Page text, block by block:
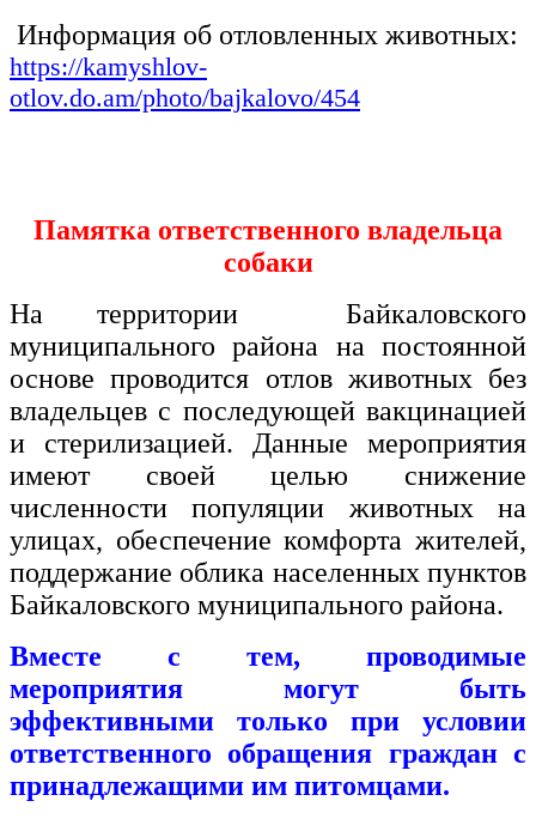
Информация об отловленных животных:
https://kamyshlov-
otlov.do.am/photo/bajkalovo/454
Памятка ответственного владельца
собаки
На территории Байкаловского
муниципального района на постоянной
основе проводится отлов животных без
владельцев с последующей вакцинацией
и стерилизацией. Данные мероприятия
имеют своей целью снижение
численности популяции животных на
улицах, обеспечение комфорта жителей,
поддержание облика населенных пунктов
Байкаловского муниципального района.
Вместе с тем, проводимые
мероприятия могут быть
эффективными только при условии
ответственного обращения граждан с
принадлежащими им питомцами.